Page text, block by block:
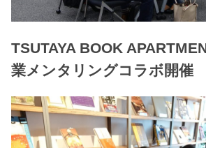
TSUTAYA BOOK
業メンタリングコラボ開催